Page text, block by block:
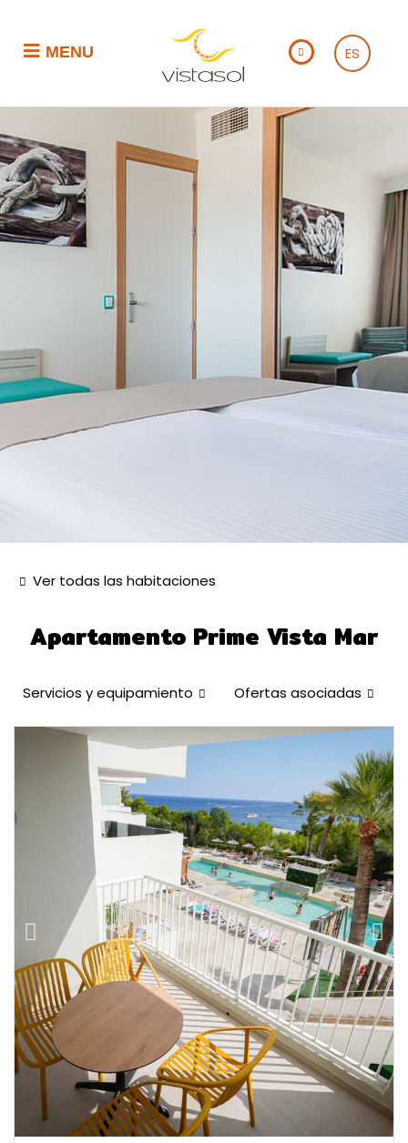
MENU ES
Ver todas las habitaciones
Apartamento Prime Vista Mar
Servicios y equipamiento Ofertas asociadas